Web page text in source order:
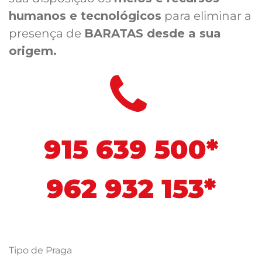
humanos e tecnológicos para eliminar a
presença de BARATAS desde a sua
origem.
915 639 500*
962 932 153*
Tipo de Praga